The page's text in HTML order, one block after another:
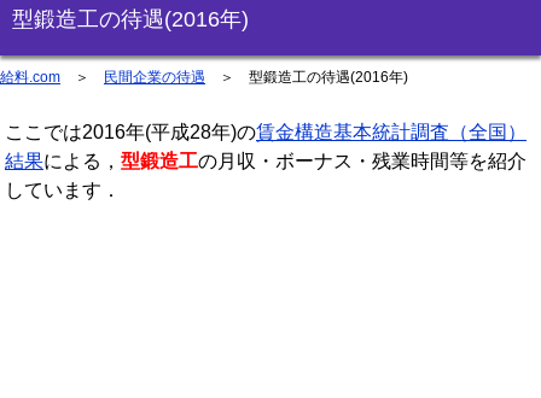
民間企業編
国家公務員編
地方公務員編
地方公務員給料検索
型鍛造工の待遇(2016年)
給料.com ＞ 民間企業の待遇 ＞ 型鍛造工の待遇(2016年)
ここでは2016年(平成28年)の賃金構造基本統計調査（全国）
結果による， 型鍛造工の月収・ボーナス・残業時間等を紹介
しています．